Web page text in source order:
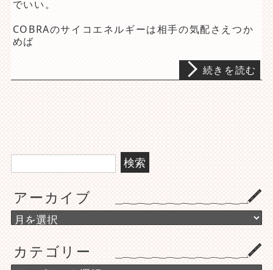
でいい。
COBRAのサイコエネルギーは相手の気配さえつか
めば
続きを読む
検
索:
アーカイブ
ア
ー
イ
ブ
カテゴリー